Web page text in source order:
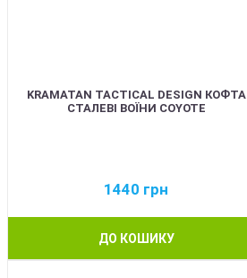
KRAMATAN TACTICAL DESIGN КОФТА
СТАЛЕВІ ВОЇНИ COYOTE
1440 грн
ДО КОШИКУ